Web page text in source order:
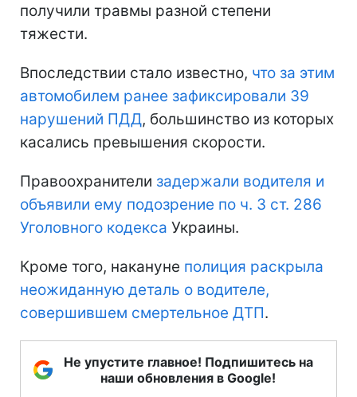
получили травмы разной степени
тяжести.
Впоследствии стало известно, что за этим
автомобилем ранее зафиксировали 39
нарушений ПДД, большинство из которых
касались превышения скорости.
Правоохранители задержали водителя и
объявили ему подозрение по ч. 3 ст. 286
Уголовного кодекса Украины.
Кроме того, накануне полиция раскрыла
неожиданную деталь о водителе,
совершившем смертельное ДТП.
Не упустите главное! Подпишитесь на
наши обновления в Google!